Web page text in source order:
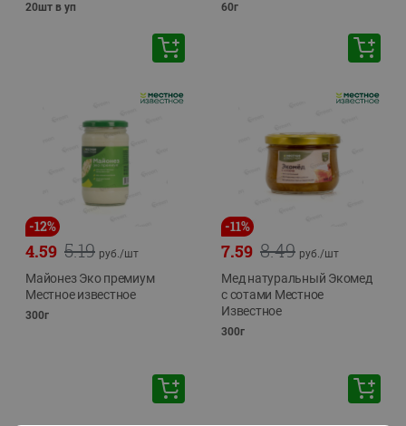
20шт в уп 60г
-12%
5.19
4.59 руб./шт
Майонез Эко премиум
Местное известное
300г
-11%
8.49
7.59 руб./шт
Мед натуральный Экомед
с сотами Местное
Известное
300г